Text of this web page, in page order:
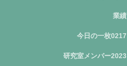
業績
今日の一枚0217
研究室メンバー2023